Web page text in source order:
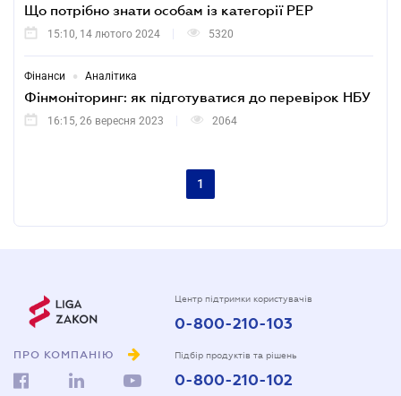
Що потрібно знати особам із категорії РЕР
15:10, 14 лютого 2024 5320
Фінанси • Аналітика
Фінмоніторинг: як підготуватися до перевірок НБУ
16:15, 26 вересня 2023 2064
1
ПРО КОМПАНІЮ
Центр підтримки користувачів
0-800-210-103
Підбір продуктів та рішень
0-800-210-102